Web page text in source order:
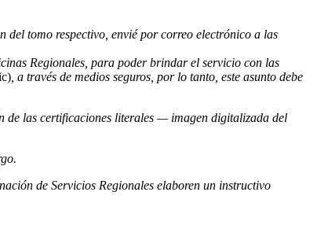
del tomo respectivo, envié por correo electrónico a las
Regionales, para poder brindar el servicio con las
, a través de medios seguros, por lo tanto, este asunto debe
de las certificaciones literales — imagen digitalizada del
de Servicios Regionales elaboren un instructivo